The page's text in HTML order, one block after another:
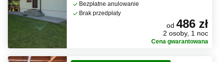
Bezpłatne anulowanie
Brak przedpłaty
od 486 zł
2 osoby, 1 noc
Cena gwarantowana